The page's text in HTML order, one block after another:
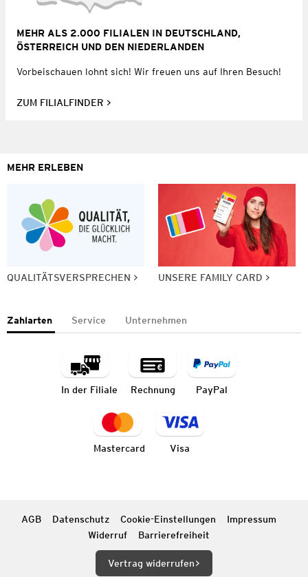
MEHR ALS 2.000 FILIALEN IN DEUTSCHLAND,
ÖSTERREICH UND DEN NIEDERLANDEN
Vorbeischauen lohnt sich! Wir freuen uns auf Ihren Besuch!
ZUM FILIALFINDER
MEHR ERLEBEN
QUALITÄTSVERSPRECHEN UNSERE FAMILY CARD
Zahlarten Service Unternehmen
In der Filiale Rechnung PayPal
Mastercard Visa
AGB Datenschutz Cookie-Einstellungen
Impressum
Widerruf
Barrierefreiheit
Vertrag widerrufen